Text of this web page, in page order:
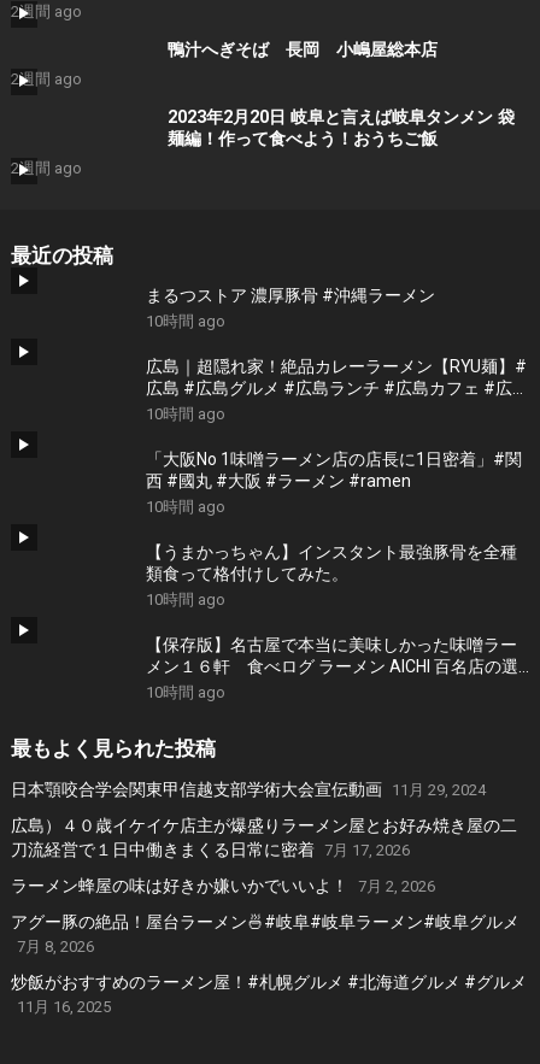
2週間 ago
鴨汁へぎそば 長岡 小嶋屋総本店
2週間 ago
2023年2月20日 岐阜と言えば岐阜タンメン 袋
麺編！作って食べよう！おうちご飯
2週間 ago
最近の投稿
まるつストア 濃厚豚骨 #沖縄ラーメン
10時間 ago
広島｜超隠れ家！絶品カレーラーメン【RYU麺】#
広島 #広島グルメ #広島ランチ #広島カフェ #広島
ディナー #japanesefood #japantrip #hiroshima
10時間 ago
「大阪No 1味噌ラーメン店の店長に1日密着」#関
西 #國丸 #大阪 #ラーメン #ramen
10時間 ago
【うまかっちゃん】インスタント最強豚骨を全種
類食って格付けしてみた。
10時間 ago
【保存版】名古屋で本当に美味しかった味噌ラー
メン１６軒 食べログ ラーメン AICHI 百名店の選
出店から札幌白味噌ラーメン、好来系薬膳味噌ら
10時間 ago
最もよく見られた投稿
日本顎咬合学会関東甲信越支部学術大会宣伝動画 11月 29, 2024
広島）４０歳イケイケ店主が爆盛りラーメン屋とお好み焼き屋の二
刀流経営で１日中働きまくる日常に密着 7月 17, 2026
ラーメン蜂屋の味は好きか嫌いかでいいよ！ 7月 2, 2026
アグー豚の絶品！屋台ラーメン🍜#岐阜#岐阜ラーメン#岐阜グルメ
7月 8, 2026
炒飯がおすすめのラーメン屋！#札幌グルメ #北海道グルメ #グルメ
11月 16, 2025